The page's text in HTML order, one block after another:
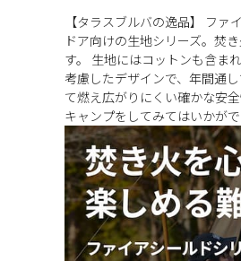
【タラスブルバの逸品】 フ
ドア向けの生地シリーズ。焚
す。 生地にはコットンも含ま
考慮したデザインで、年間通
て燃え広がりにくい確かな安
キャンプをしてみてはいかが